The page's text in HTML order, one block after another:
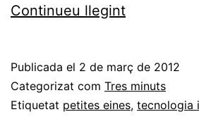
Continueu llegintToggl,
fàcilment
les
Publicada el 2 de març de 2012
Categorizat com Tres minuts
Etiquetat petites eines, tecnologia